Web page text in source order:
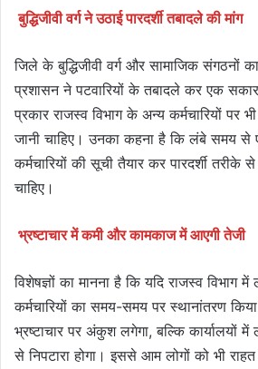
बुद्धिजीवी वर्ग ने उठाई पारदर्शी तबादले की मांग
जिले के बुद्धिजीवी वर्ग और सामाजिक संगठनों
प्रशासन ने पटवारियों के तबादले कर एक
प्रकार राजस्व विभाग के अन्य कर्मचारियों पर
जानी चाहिए। उनका कहना है कि लंबे समय
कर्मचारियों की सूची तैयार कर पारदर्शी तरीके
चाहिए।
भ्रष्टाचार में कमी और कामकाज में आएगी तेजी
विशेषज्ञों का मानना है कि यदि राजस्व
कर्मचारियों का समय-समय पर स्थानांतरण
भ्रष्टाचार पर अंकुश लगेगा, बल्कि कार्यालयों में
से निपटारा होगा। इससे आम लोगों को भी